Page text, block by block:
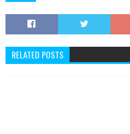
RELATED POSTS